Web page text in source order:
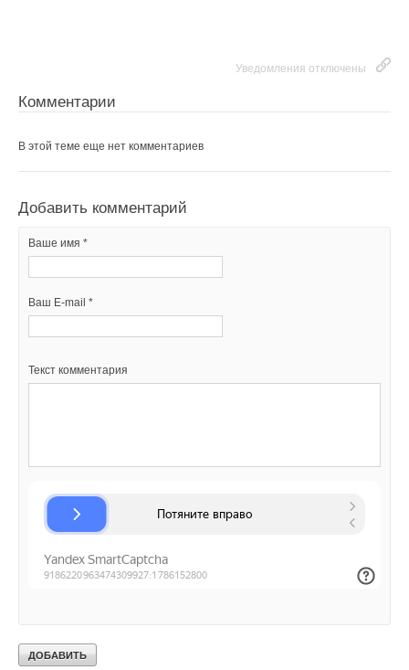
Уведомления отключены
Комментарии
В этой теме еще нет комментариев
Добавить комментарий
Ваше имя *
Ваш E-mail *
Текст комментария